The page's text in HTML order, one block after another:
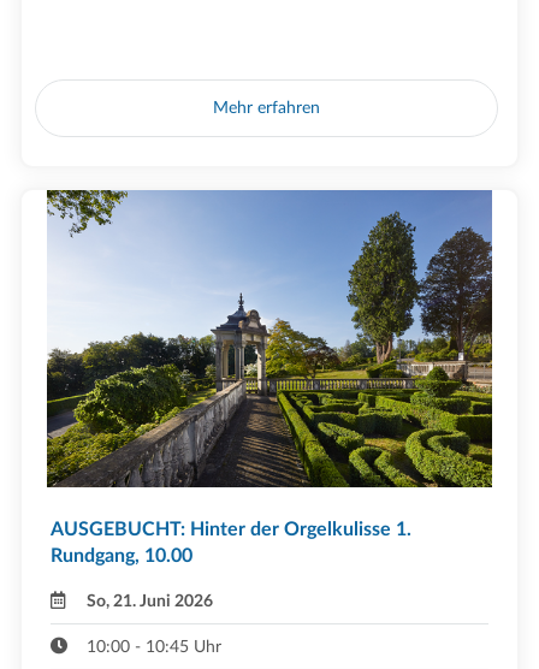
Mehr erfahren
AUSGEBUCHT: Hinter der Orgelkulisse 1.
Rundgang, 10.00
So, 21. Juni 2026
10:00 - 10:45 Uhr